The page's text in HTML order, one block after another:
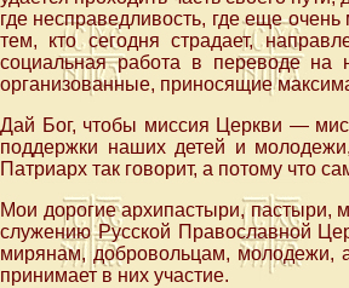
где несправедливость, где еще
тем, кто сегодня страдает,
социальная работа в переводе
организованные, приносящие
Дай Бог, чтобы миссия Церкви —
поддержки наших детей и
Патриарх так говорит, а потому что
Мои дорогие архипастыри, пастыри,
служению Русской Православной
мирянам, добровольцам, молодежи,
принимает в них участие.